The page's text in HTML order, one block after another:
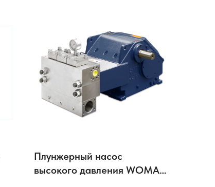
Плунжерный насос
высокого давления WOMA